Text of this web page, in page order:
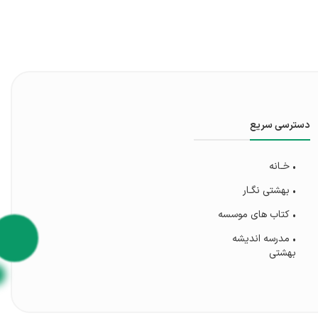
دسترسی سریع
• خـانه
• بهشتی‌ نگـار
• کتاب های موسسه
• مدرسه اندیشه
بهشتی